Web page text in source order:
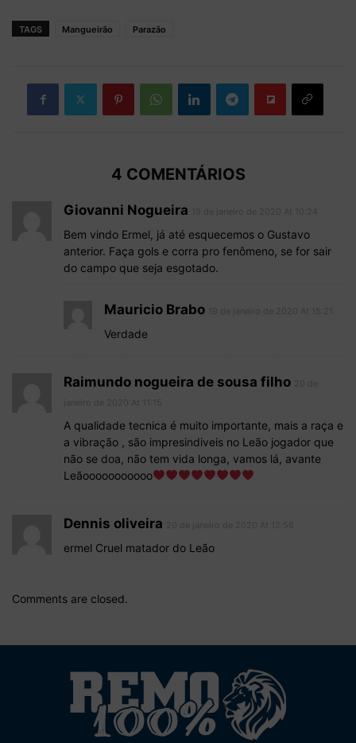
TAGS Mangueirão Parazão
4 COMENTÁRIOS
Giovanni Nogueira
Bem vindo Ermel, já até esquecemos o Gustavo
anterior. Faça gols e corra pro fenômeno, se for sair
do campo que seja esgotado.
Mauricio Brabo
Verdade
Raimundo nogueira de sousa filho
A qualidade tecnica é muito importante, mais a raça e
a vibração , são impresindiveis no Leão jogador que
não se doa, não tem vida longa, vamos lá, avante
Leãooooooooooo
Dennis oliveira
ermel Cruel matador do Leão
Comments are closed.